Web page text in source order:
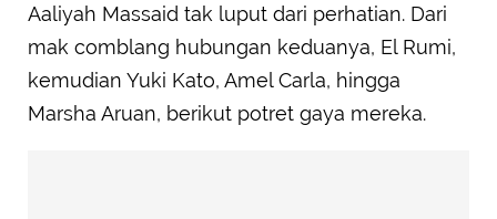
Aaliyah Massaid tak luput dari perhatian. Dari
mak comblang hubungan keduanya, El Rumi,
kemudian Yuki Kato, Amel Carla, hingga
Marsha Aruan, berikut potret gaya mereka.